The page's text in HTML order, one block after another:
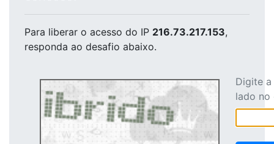
Para liberar o acesso do IP 216.73.217.153,
responda ao desafio abaixo.
Digite
lado no